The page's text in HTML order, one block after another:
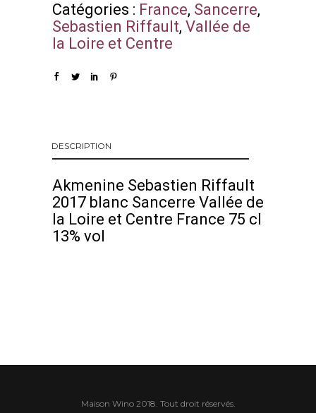
Catégories : France, Sancerre,
Sebastien Riffault, Vallée de
la Loire et Centre
DESCRIPTION
Akmenine Sebastien Riffault
2017 blanc Sancerre Vallée de
la Loire et Centre France 75 cl
13% vol
Maison Wino 2018. Tout droit réservés.